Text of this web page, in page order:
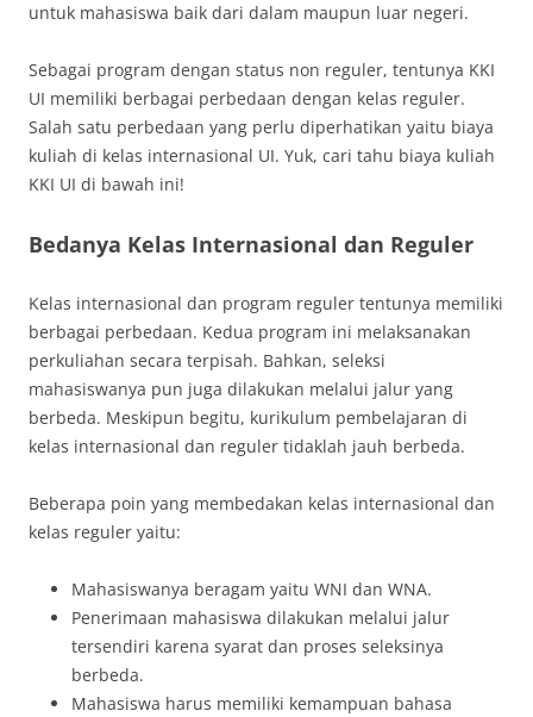
untuk mahasiswa baik dari dalam maupun luar negeri.
Sebagai program dengan status non reguler, tentunya KKI
UI memiliki berbagai perbedaan dengan kelas reguler.
Salah satu perbedaan yang perlu diperhatikan yaitu biaya
kuliah di kelas internasional UI. Yuk, cari tahu biaya kuliah
KKI UI di bawah ini!
Bedanya Kelas Internasional dan Reguler
Kelas internasional dan program reguler tentunya memiliki
berbagai perbedaan. Kedua program ini melaksanakan
perkuliahan secara terpisah. Bahkan, seleksi
mahasiswanya pun juga dilakukan melalui jalur yang
berbeda. Meskipun begitu, kurikulum pembelajaran di
kelas internasional dan reguler tidaklah jauh berbeda.
Beberapa poin yang membedakan kelas internasional dan
kelas reguler yaitu:
Mahasiswanya beragam yaitu WNI dan WNA.
Penerimaan mahasiswa dilakukan melalui jalur
tersendiri karena syarat dan proses seleksinya
berbeda.
Mahasiswa harus memiliki kemampuan bahasa